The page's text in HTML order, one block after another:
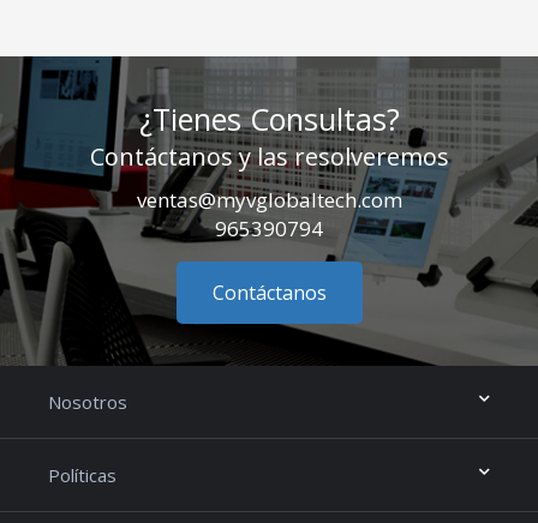
¿Tienes Consultas?
Contáctanos y las resolveremos
ventas@myvglobaltech.com
965390794
Contáctanos
Nosotros
Políticas